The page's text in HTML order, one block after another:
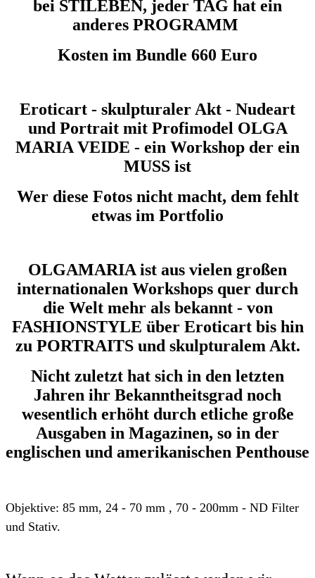
bei STILEBEN, jeder TAG hat ein
anderes PROGRAMM
Kosten im Bundle 660 Euro
Eroticart - skulpturaler Akt - Nudeart
und Portrait mit Profimodel OLGA
MARIA VEIDE - ein Workshop der ein
MUSS ist
Wer diese Fotos nicht macht, dem fehlt
etwas im Portfolio
OLGAMARIA ist aus vielen großen
internationalen Workshops quer durch
die Welt mehr als bekannt - von
FASHIONSTYLE über Eroticart bis hin
zu PORTRAITS und skulpturalem Akt.
Nicht zuletzt hat sich in den letzten
Jahren ihr Bekanntheitsgrad noch
wesentlich erhöht durch etliche große
Ausgaben in Magazinen, so in der
englischen und amerikanischen Penthouse
Objektive: 85 mm, 24 - 70 mm , 70 - 200mm - ND Filter
und Stativ.